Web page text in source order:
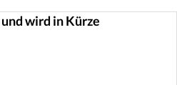
wird in Kürze